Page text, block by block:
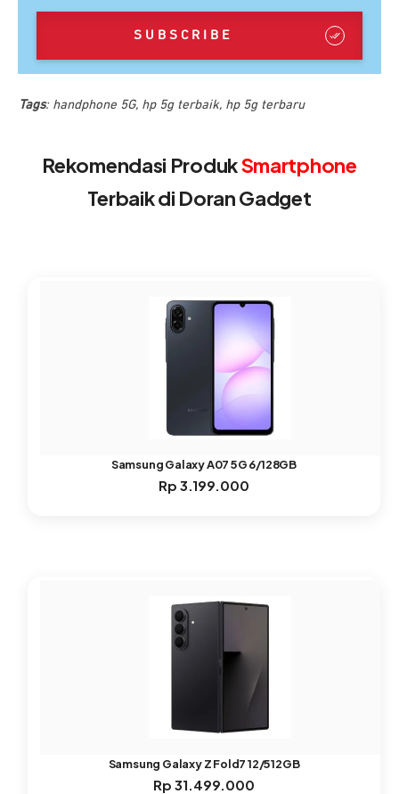
SUBSCRIBE
Tags: handphone 5G, hp 5g terbaik, hp 5g terbaru
Rekomendasi ProdukSmartphone
Terbaik di Doran Gadget
Samsung Galaxy A07 5G 6/128GB
Rp 3.199.000
Samsung Galaxy Z Fold7 12/512GB
Rp 31.499.000